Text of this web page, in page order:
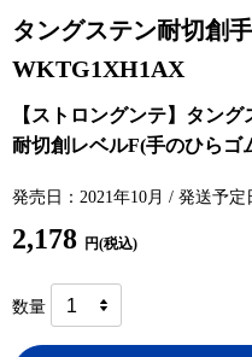
タングステン耐切創
WKTG1XH1AX
発売日：2021年10月 / 発送予定
2,178 円(税込)
数量